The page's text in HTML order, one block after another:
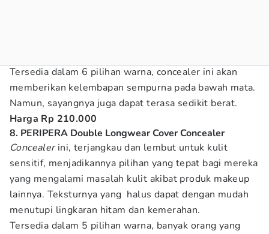
Tersedia dalam 6 pilihan warna, concealer ini akan
memberikan kelembapan sempurna pada bawah mata.
Namun, sayangnya juga dapat terasa sedikit berat.
Harga Rp 210.000
8. PERIPERA Double Longwear Cover Concealer
Concealerini, terjangkau dan lembut untuk kulit
sensitif, menjadikannya pilihan yang tepat bagi mereka
yang mengalami masalah kulit akibat produk makeup
lainnya. Teksturnya yang halus dapat dengan mudah
menutupi lingkaran hitam dan kemerahan.
Tersedia dalam 5 pilihan warna, banyak orang yang